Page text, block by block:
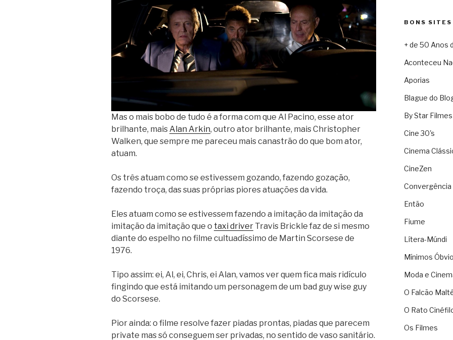
Mas o mais bobo de tudo é a forma com que Al Pacino, esse ator
brilhante, maisAlan Arkin, outro ator brilhante, mais Christopher
Walken, que sempre me pareceu mais canastrão do que bom ator,
atuam.
Os três atuam como se estivessem gozando, fazendo gozação,
fazendo troça, das suas próprias piores atuações da vida.
Eles atuam como se estivessem fazendo a imitação da imitação da
imitação da imitação que o taxi driver Travis Brickle faz de si mesmo
diante do espelho no filme cultuadíssimo de Martin Scorsese de
1976.
Tipo assim: ei, Al, ei, Chris, ei Alan, vamos ver quem fica mais ridículo
fingindo que está imitando um personagem de um bad guy wise guy
do Scorsese.
Pior ainda: o filme resolve fazer piadas prontas, piadas que parecem
private mas só conseguem ser privadas, no sentido de vaso sanitário.
BONS SITES
+ de 50 Anos
Aconteceu
Aporias
Blague do
By Star Filmes
Cine 30's
Cinema
CineZen
Convergência
Então
Fiume
Lítera-Múndi
Mínimos
Moda e
O Falcão
O Rato
Os Filmes